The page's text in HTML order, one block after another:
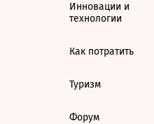
Инновации и
технологии
Как потратить
Туризм
Форум